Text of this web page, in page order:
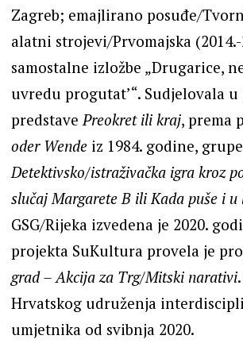
Zagreb; emajlirano posuđe/
alatni strojevi/Prvomajska (2014.-
samostalne izložbe „Drugarice,
uvredu progutat’“. Sudjelovala
predstavePreokret ili kraj, prema
oder Wendeiz 1984. godine,
Detektivsko/istraživačka igra kroz
slučaj Margarete B ili Kada puše i u
GSG/Rijeka izvedena je 2020.
projekta SuKultura provela je
grad – Akcija za Trg/Mitski narativi
Hrvatskog udruženja
umjetnika od svibnja 2020.